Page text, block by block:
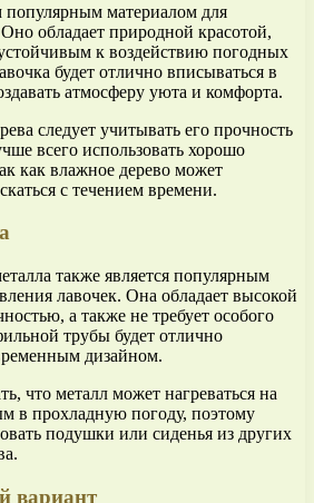
популярным материалом для
обладает природной красотой,
к воздействию погодных
будет отлично вписываться в
атмосферу уюта и комфорта.
следует учитывать его прочность
всего использовать хорошо
как влажное дерево может
с течением времени.
также является популярным
лавочек. Она обладает высокой
а также не требует особого
трубы будет отлично
дизайном.
что металл может нагреваться на
в прохладную погоду, поэтому
подушки или сиденья из других
вариант